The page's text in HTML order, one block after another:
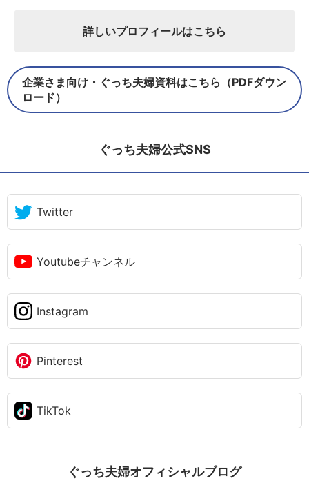
詳しいプロフィールはこちら
企業さま向け・ぐっち夫婦資料はこちら（PDFダウン
ロード）
ぐっち夫婦公式SNS
Twitter
Youtubeチャンネル
Instagram
Pinterest
TikTok
ぐっち夫婦オフィシャルブログ